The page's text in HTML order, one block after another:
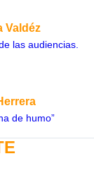
Valdéz
las audiencias.
de humo”